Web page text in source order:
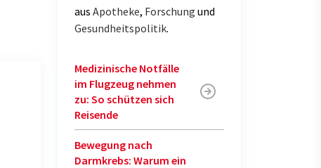
aus Apotheke, Forschung und
Gesundheitspolitik.
Medizinische Notfälle
im Flugzeug nehmen
zu: So schützen sich
Reisende
Bewegung nach
Darmkrebs: Warum ein